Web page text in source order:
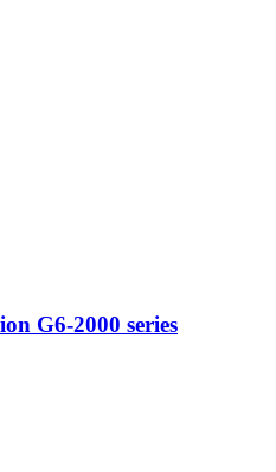
G6-2000 series